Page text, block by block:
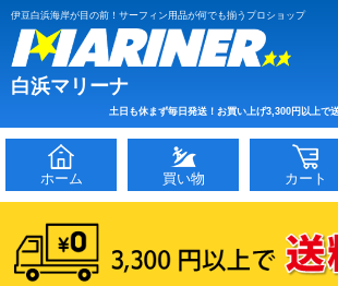
伊豆白浜海岸が目の前！サーフィン用品が何でも揃うプロショップ
白浜マリーナ
土日も休まず毎日発送！お買い上げ3,300円以上で
ホーム 買い物 カート